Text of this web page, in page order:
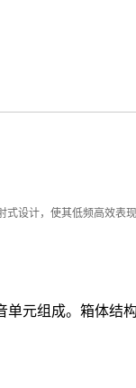
设计，使其低频高效表
元组成。箱体